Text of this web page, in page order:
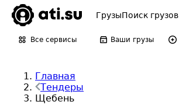
ГрузыПоиск грузов
Все сервисы Ваши грузы
Главная
Тендеры
Щебень